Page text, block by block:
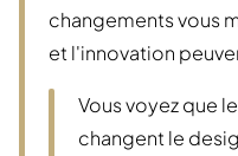
changements vous
et l'innovation
Vous voyez que
changent le